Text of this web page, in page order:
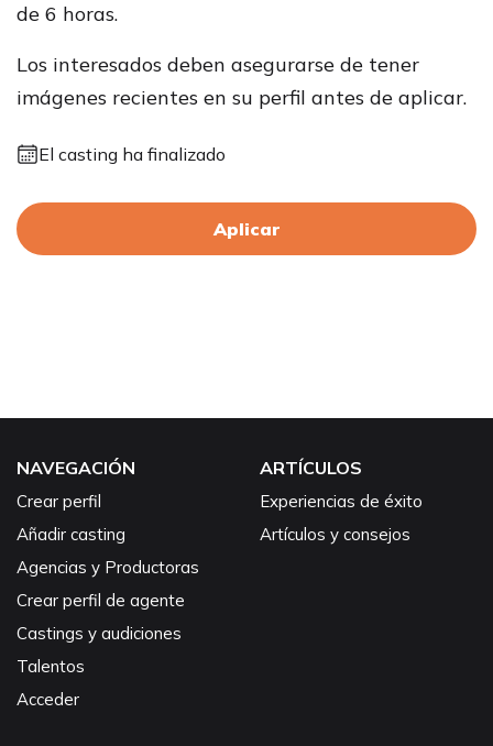
de 6 horas.
Los interesados deben asegurarse de tener
imágenes recientes en su perfil antes de aplicar.
El casting ha finalizado
Aplicar
NAVEGACIÓN
Crear perfil
Añadir casting
Agencias y Productoras
Crear perfil de agente
Castings y audiciones
Talentos
Acceder
ARTÍCULOS
Experiencias de éxito
Artículos y consejos